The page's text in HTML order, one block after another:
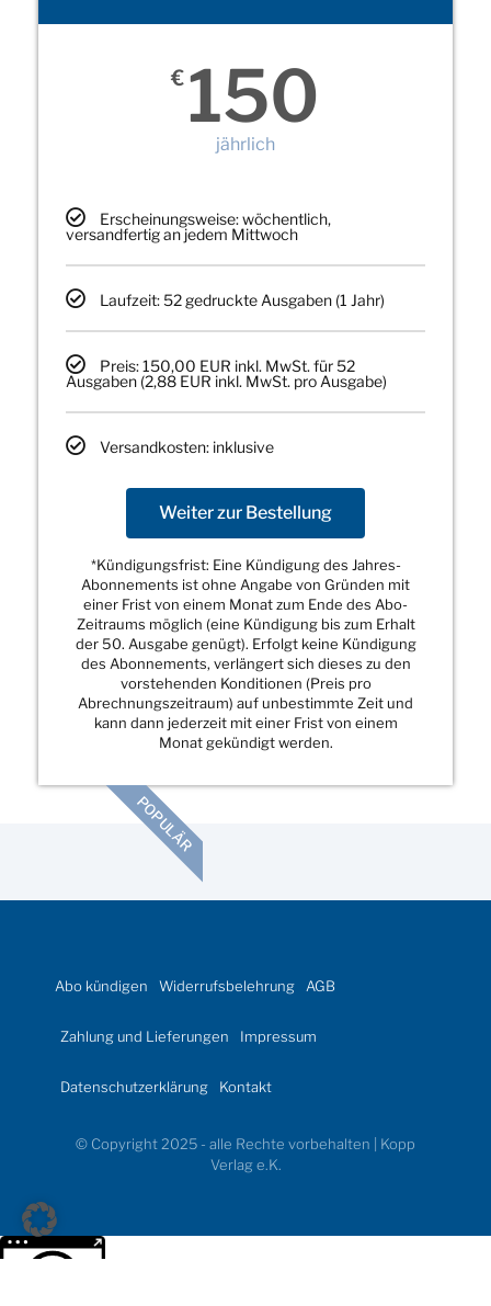
€ 150
jährlich
Erscheinungsweise: wöchentlich,
versandfertig an jedem Mittwoch
Laufzeit: 52 gedruckte Ausgaben (1 Jahr)
Preis: 150,00 EUR inkl. MwSt. für 52
Ausgaben (2,88 EUR inkl. MwSt. pro Ausgabe)
Versandkosten: inklusive
Weiter zur Bestellung
*Kündigungsfrist: Eine Kündigung des Jahres-
Abonnements ist ohne Angabe von Gründen mit
einer Frist von einem Monat zum Ende des Abo-
Zeitraums möglich (eine Kündigung bis zum Erhalt
der 50. Ausgabe genügt). Erfolgt keine Kündigung
des Abonnements, verlängert sich dieses zu den
vorstehenden Konditionen (Preis pro
Abrechnungszeitraum) auf unbestimmte Zeit und
kann dann jederzeit mit einer Frist von einem
Monat gekündigt werden.
POPULÄR
Abo kündigen Widerrufsbelehrung AGB
Zahlung und Lieferungen Impressum
Datenschutzerklärung Kontakt
© Copyright 2025 - alle Rechte vorbehalten | Kopp
Verlag e.K.
Weitere Informationen über den gesperrten Inhalt.